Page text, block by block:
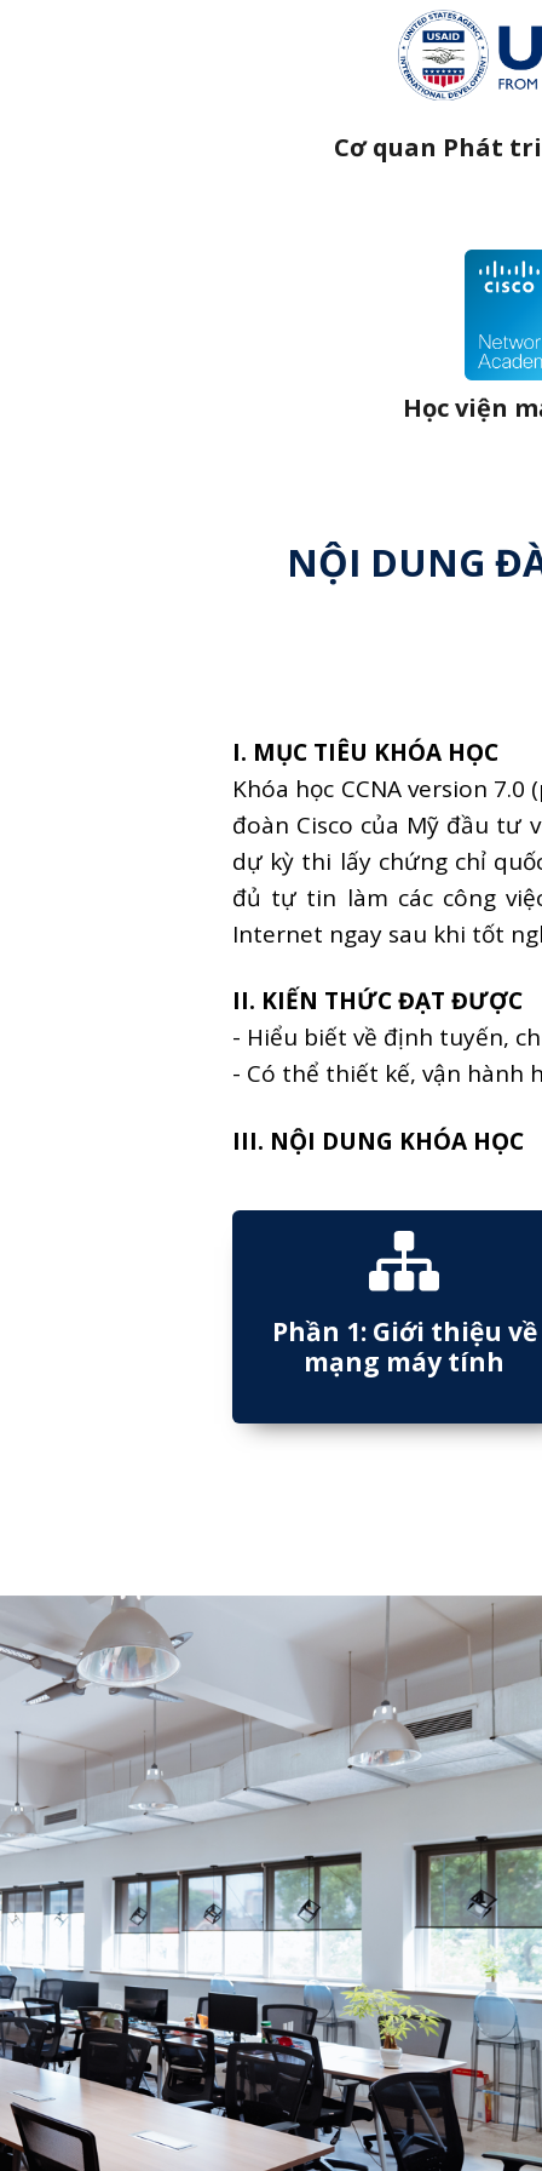
Cơ quan Phát
Học viện
NỘI DUNG
I. MỤC TIÊU KHÓA HỌC
Khóa học CCNA version
đoàn Cisco của Mỹ đầu tư
dự kỳ thi lấy chứng chỉ
đủ tự tin làm các công
Internet ngay sau khi tốt
II. KIẾN THỨC ĐẠT ĐƯỢC
- Hiểu biết về định tuyến,
- Có thể thiết kế, vận hành
III. NỘI DUNG KHÓA HỌC
Phần 1: Giới thiệu về
mạng máy tính